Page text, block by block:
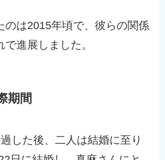
のは2015年頃で、彼らの関係
進展しました。
期間
した後、二人は結婚に至り